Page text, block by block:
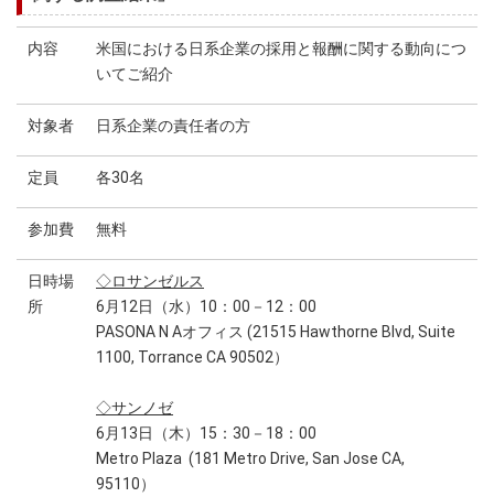
内容
米国における日系企業の採用と報酬に関する動向につ
いてご紹介
対象者 日系企業の責任者の方
定員 各30名
参加費 無料
日時場
所
◇ロサンゼルス
6月12日（水）10：00－12：00
PASONA N Aオフィス (21515 Hawthorne Blvd, Suite
1100, Torrance CA 90502）
◇サンノゼ
6月13日（木）15：30－18：00
Metro Plaza (181 Metro Drive, San Jose CA,
95110）